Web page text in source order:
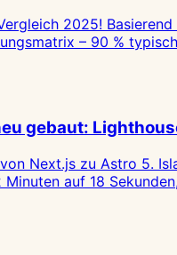
2025!
– 90 %
gebaut:
Next.js zu Astro 5.
auf 18